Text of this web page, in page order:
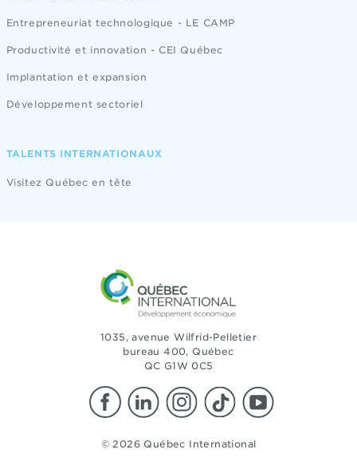
Entrepreneuriat technologique - LE CAMP
Productivité et innovation - CEI Québec
Implantation et expansion
Développement sectoriel
TALENTS INTERNATIONAUX
Visitez Québec en tête
1035, avenue Wilfrid-Pelletier
bureau 400, Québec
QC G1W 0C5
© 2026 Québec International